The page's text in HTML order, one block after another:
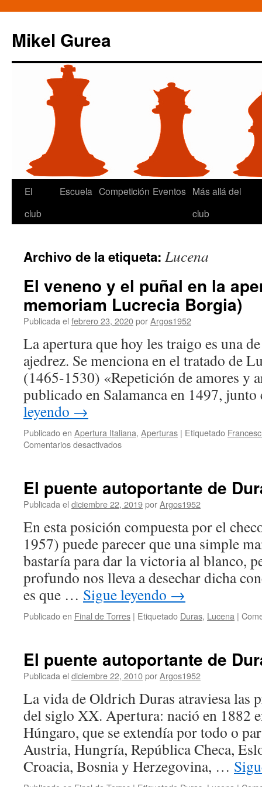
Mikel Gurea
Saltar
El
club
Escuela Competición Eventos Más allá del
club
Archivo de la etiqueta: Lucena
El veneno y el puñal en la
memoriam Lucrecia Borgia)
Publicada el febrero 23, 2020porArgos1952
La apertura que hoy les traigo es una
ajedrez. Se menciona en el tratado de
(1465-1530) «Repetición de amores y
publicado en Salamanca en 1497,
leyendo →
Publicado en Apertura Italiana, Aperturas | Etiquetado
Comentarios desactivadosen
el
puñal
la
apertura
italiana
(in
memoriam
Lucrecia
Borgia)
El puente autoportante de
Publicada el diciembre 22, 2019porArgos1952
En esta posición compuesta por el
1957) puede parecer que una simple
bastaría para dar la victoria al blanco,
profundo nos lleva a desechar dicha
es que … Sigue leyendo →
Publicado en Final de Torres | Etiquetado Duras, Lucena |
El puente autoportante de
Publicada el diciembre 22, 2010porArgos1952
La vida de Oldrich Duras atraviesa las
del siglo XX. Apertura: nació en 1882
Húngaro, que se extendía por todo o
Austria, Hungría, República Checa,
Croacia, Bosnia y Herzegovina, …